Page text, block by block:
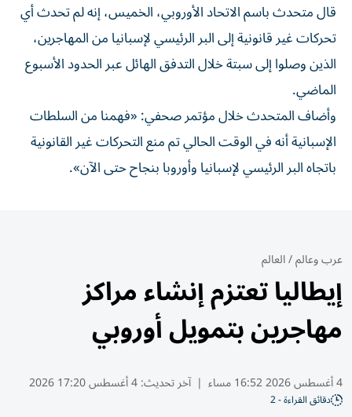
‌قال متحدث باسم ​الاتحاد ⁠الأوروبي، الخميس، ‌إنه لم ‌تحدث أي
تحركات ‌غير قانونية إلى ⁠البر الرئيسي لإسبانيا من المهاجرين،
الذين وصلوا إلى سبتة خلال ​التدفق الهائل عبر الحدود ‌الأسبوع
الماضي.
وأضاف المتحدث خلال ⁠مؤتمر صحفي: «فهمنا من السلطات
الإسبانية أنه ​في ‌الوقت ‌الحالي تم منع التحركات غير ‌القانونية
باتجاه ‌البر الرئيسي ⁠لإسبانيا وأوروبا ‌بنجاح حتى الآن».
عرب وعالم/العالم
إيطاليا تعتزم إنشاء مراكز
مهاجرين بتمويل أوروبي
4 أغسطس 2026 16:52 مساء | آخر تحديث:4 أغسطس 17:20 2026
دقائق القراءة - 2